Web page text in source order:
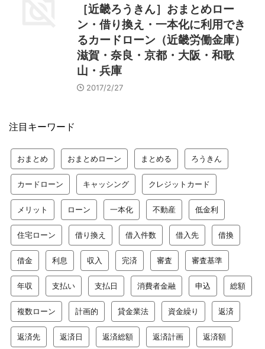
［近畿ろうきん］おまとめロー
ン・借り換え・一本化に利用でき
るカードローン（近畿労働金庫）
滋賀・奈良・京都・大阪・和歌
山・兵庫
2017/2/27
注目キーワード
おまとめ おまとめローン まとめる ろうきん
カードローン キャッシング クレジットカード
メリット ローン 一本化 不動産 低金利
住宅ローン 借り換え 借入件数 借入先 借換
借金 利息 収入 完済 審査 審査基準
年収 支払い 支払日 消費者金融 申込 総額
複数ローン 計画的 貸金業法 資金繰り 返済
返済先 返済日 返済総額 返済計画 返済額